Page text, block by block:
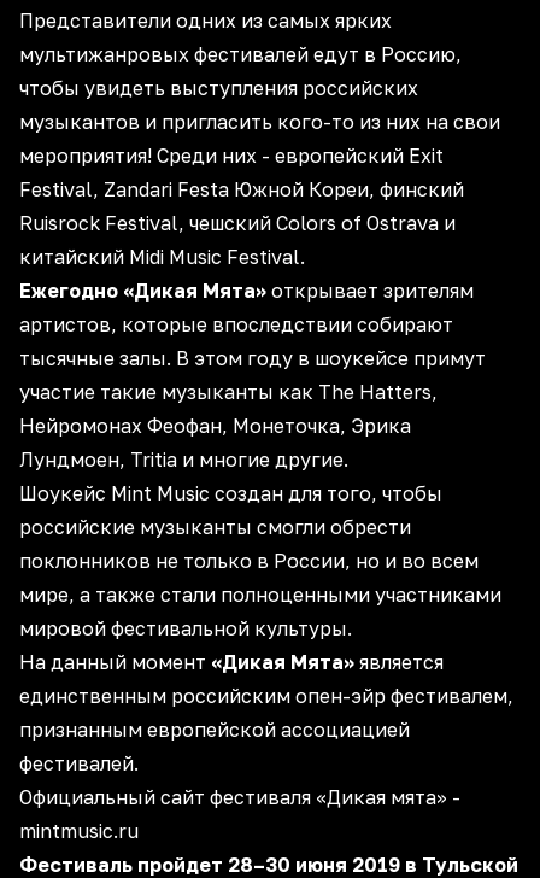
Представители одних из самых ярких
мультижанровых фестивалей едут в Россию,
чтобы увидеть выступления российских
музыкантов и пригласить кого-то из них на свои
мероприятия! Среди них - европейский Exit
Festival, Zandari Festa Южной Кореи, финский
Ruisrock Festival, чешский Colors of Ostrava и
китайский Midi Music Festival.
Ежегодно «Дикая Мята» открывает зрителям
артистов, которые впоследствии собирают
тысячные залы. В этом году в шоукейсе примут
участие такие музыканты как The Hatters,
Нейромонах Феофан, Монеточка, Эрика
Лундмоен, Tritia и многие другие.
Шоукейс Mint Music создан для того, чтобы
российские музыканты смогли обрести
поклонников не только в России, но и во всем
мире, а также стали полноценными участниками
мировой фестивальной культуры.
На данный момент «Дикая Мята» является
единственным российским опен-эйр фестивалем,
признанным европейской ассоциацией
фестивалей.
Официальный сайт фестиваля «Дикая мята» -
mintmusic.ru
Фестиваль пройдет 28–30 июня 2019 в Тульской